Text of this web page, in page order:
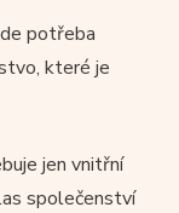
potřeba
které je
jen vnitřní
společenství